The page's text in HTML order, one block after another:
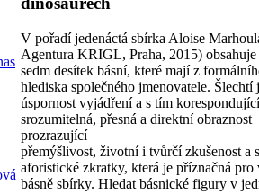
V pořadí jedenáctá sbírka Aloise
Agentura KRIGL, Praha, 2015) obsahuje
sedm desítek básní, které mají z
hlediska společného jmenovatele. Šlechtí
úspornost vyjádření a s tím korespondující
srozumitelná, přesná a direktní obraznost
prozrazující
přemýšlivost, životní i tvůrčí zkušenost a
aforistické zkratky, která je příznačná pro
básně sbírky. Hledat básnické figury v